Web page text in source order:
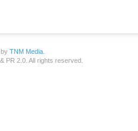
by TNM Media
PR 2.0. All rights reserved.